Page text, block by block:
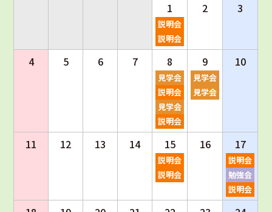
1
説明会
説明会
2 3
4 5 6 7 8
見学会
説明会
見学会
説明会
9
見学会
見学会
10
11 12 13 14 15
説明会
説明会
16 17
説明会
勉強会
説明会